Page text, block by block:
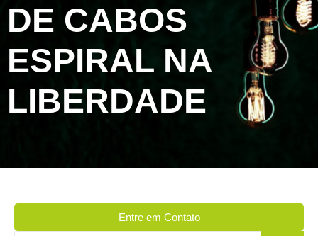
DE CABOS
ESPIRAL NA
LIBERDADE
Entre em Contato